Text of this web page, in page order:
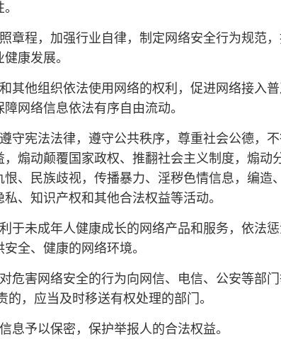
章程，加强行业自律，制定网络安全行为规范，
康发展。
其他组织依法使用网络的权利，促进网络接入
网络信息依法有序自由流动。
守宪法法律，遵守公共秩序，尊重社会公德，
煽动颠覆国家政权、推翻社会主义制度，煽动
、民族歧视，传播暴力、淫秽色情信息，编造
、知识产权和其他合法权益等活动。
于未成年人健康成长的网络产品和服务，依法
全、健康的网络环境。
危害网络安全的行为向网信、电信、公安等部
，应当及时移送有权处理的部门。
息予以保密，保护举报人的合法权益。